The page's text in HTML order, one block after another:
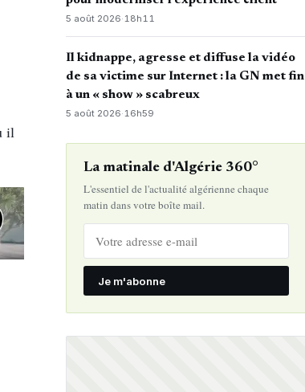
il
5 août 2026·18h11
Il kidnappe, agresse et diffuse la vidéo
de sa victime sur Internet : la GN met fin
à un « show » scabreux
5 août 2026· 16h59
La matinale d'Algérie 360°
L'essentiel de l'actualité algérienne chaque
matin dans votre boîte mail.
Je m'abonne